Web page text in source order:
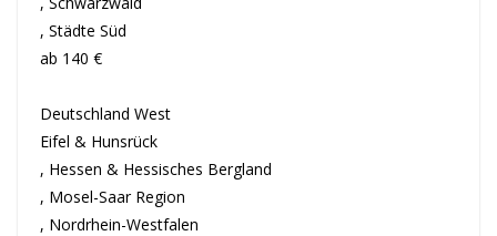
, Städte Süd
ab 140 €
Deutschland West
Eifel & Hunsrück
, Hessen & Hessisches Bergland
, Mosel-Saar Region
, Nordrhein-Westfalen